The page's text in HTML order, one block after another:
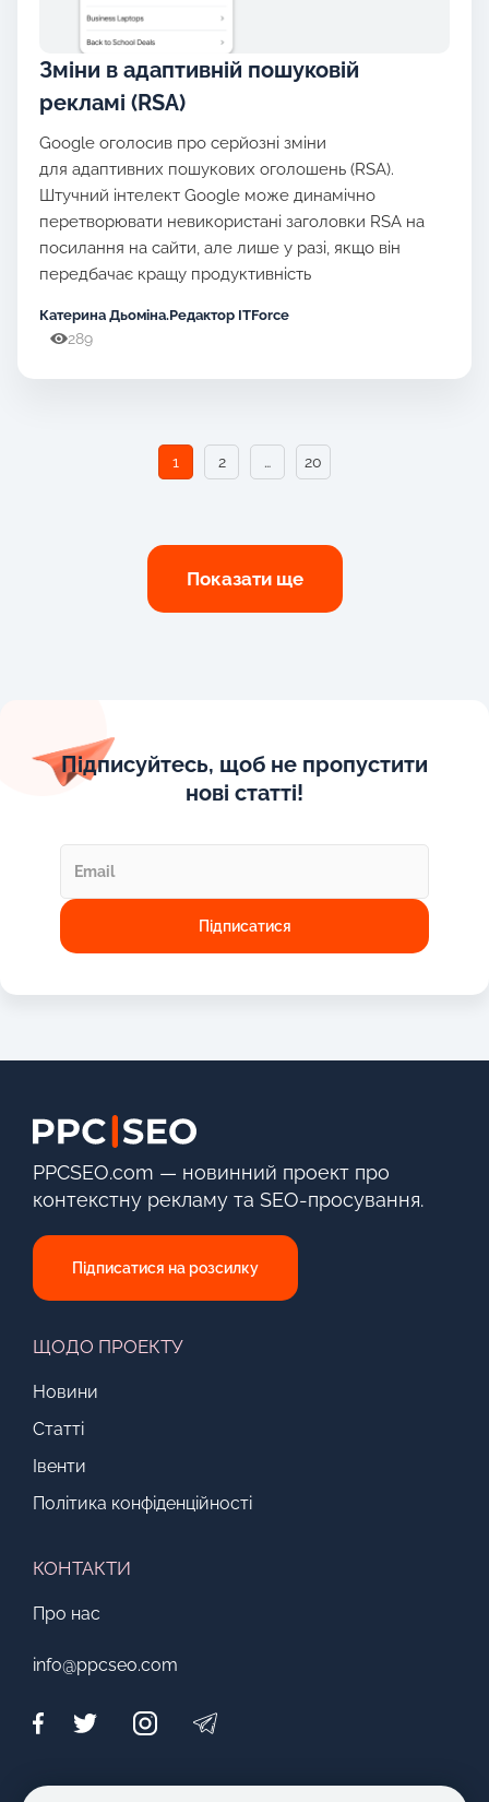
Зміни в адаптивній пошуковій
рекламі (RSA)
Google оголосив про серйозні зміни
для адаптивних пошукових оголошень (RSA).
Штучний інтелект Google може динамічно
перетворювати невикористані заголовки RSA на
посилання на сайти, але лише у разі, якщо він
передбачає кращу продуктивність
Катерина Дьоміна.Редактор ITForce
289
1 2 … 20
Показати ще
Підписуйтесь, щоб не пропустити
нові статті!
PPCSEO.com — новинний проект про
контекстну рекламу та SEO-просування.
Підписатися на розсилку
ЩОДО ПРОЕКТУ
Новини
Статті
Івенти
Політика конфіденційності
КОНТАКТИ
Про нас
info@ppcseo.com